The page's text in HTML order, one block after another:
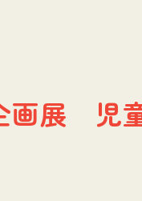
画展 児